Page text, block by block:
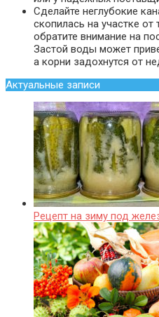
Сделайте неглубокие
скопилась на участке от
обратите внимание на
Застой воды может
а корни задохнутся от
Актуальные записи
Рецепт на зиму под